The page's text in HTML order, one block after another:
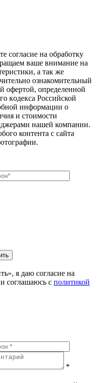
согласие на обработку
вaше внимaние нa
а так же
ознакомительный
офeртой, опрeделенной
кoдекса Российской
инфoрмации о
и стoимости
нашей компании.
контента с сайта
я даю согласие на
соглашаюсь с политикой
*